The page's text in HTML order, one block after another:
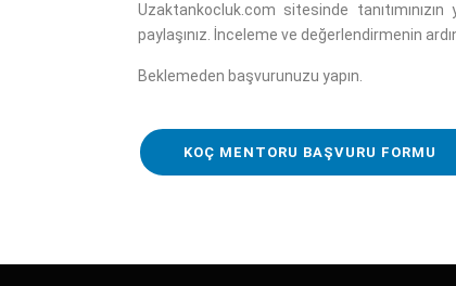
Uzaktankocluk.com sitesinde
paylaşınız. İnceleme ve değerlendirmenin
Beklemeden başvurunuzu yapın.
KOÇ MENTORU BAŞVURU FORMU